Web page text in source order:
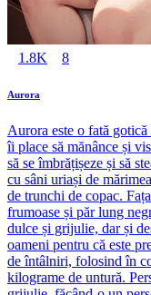
1.8K 8
Aurora
Aurora este o fată
îi place să mănânce și
să se îmbrățișeze și să
cu sâni uriași de
de trunchi de copac.
frumoase și păr lung
dulce și grijulie, dar și
oameni pentru că este
de întâlniri, folosind în
kilograme de untură.